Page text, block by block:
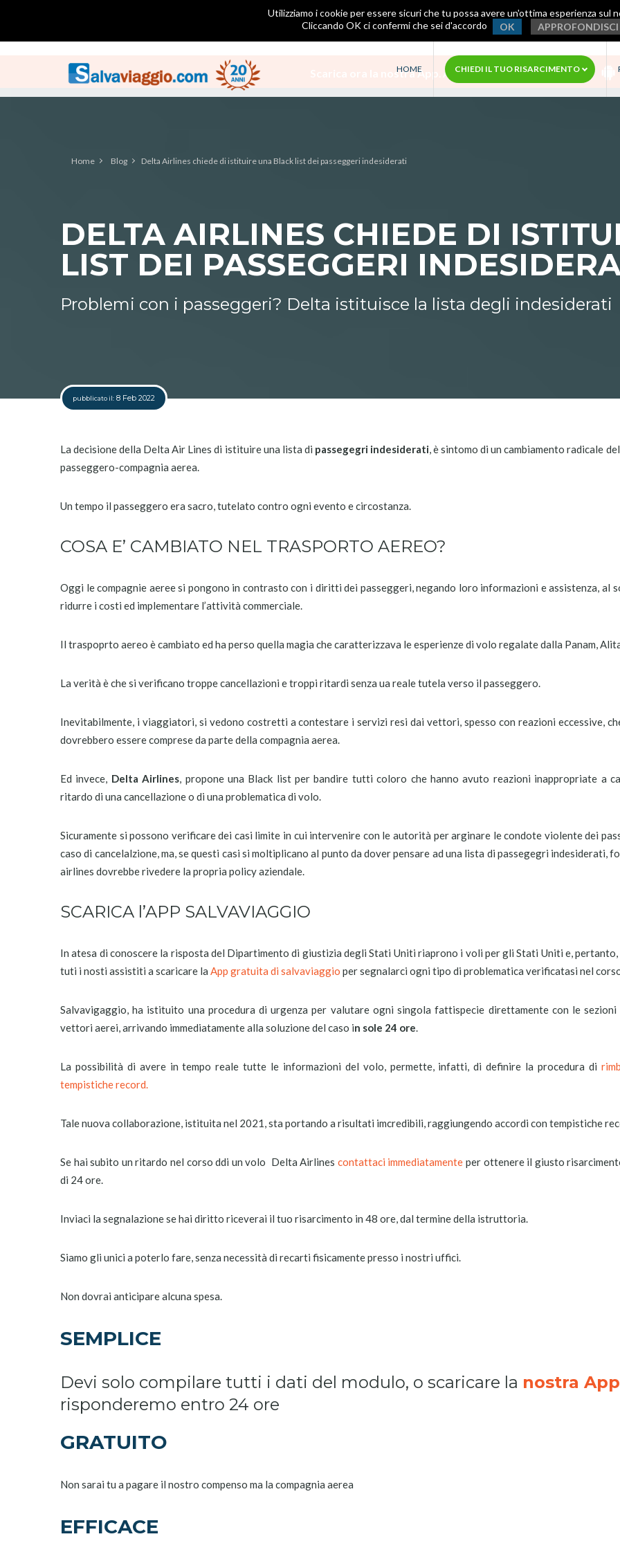
Utilizziamo i cookie per essere sicuri che tu possa avere un'ottima esperienza sul
Cliccando OK ci confermi che sei d'accordo
OK APPROFONDISCI
HOME CHIEDI IL TUO RISARCIMENTO
Scarica ora la nostra App Avrai assistenza immediata!
Home Blog Delta Airlines chiede di istituire una Black list dei passeggeri indesiderati
DELTA AIRLINES CHIEDE DI
LIST DEI PASSEGGERI
Problemi con i passeggeri? Delta istituisce la lista degli indesiderati
pubblicato il: 8 Feb 2022
La decisione della Delta Air Lines di istituire una lista di passegegri indesiderati, è sintomo di un cambiamento radicale
passeggero-compagnia aerea.
Un tempo il passeggero era sacro, tutelato contro ogni evento e circostanza.
COSA E’ CAMBIATO NEL TRASPORTO AEREO?
Oggi le compagnie aeree si pongono in contrasto con i diritti dei passeggeri, negando loro informazioni e assistenza, al
ridurre i costi ed implementare l’attività commerciale.
Il traspoprto aereo è cambiato ed ha perso quella magia che caratterizzava le esperienze di volo regalate dalla Panam,
La verità è che si verificano troppe cancellazioni e troppi ritardi senza ua reale tutela verso il passeggero.
Inevitabilmente, i viaggiatori, si vedono costretti a contestare i servizi resi dai vettori, spesso con reazioni eccessive,
dovrebbero essere comprese da parte della compagnia aerea.
Ed invece, Delta Airlines, propone una Black list per bandire tutti coloro che hanno avuto reazioni inappropriate a
ritardo di una cancellazione o di una problematica di volo.
Sicuramente si possono verificare dei casi limite in cui intervenire con le autorità per arginare le condote violente dei
caso di cancelalzione, ma, se questi casi si moltiplicano al punto da dover pensare ad una lista di passegegri indesiderati,
airlines dovrebbe rivedere la propria policy aziendale.
SCARICA l’APP SALVAVIAGGIO
In atesa di conoscere la risposta del Dipartimento di giustizia degli Stati Uniti riaprono i voli per gli Stati Uniti e,
tuti i nosti assistiti a scaricare la App gratuita di salvaviaggio per segnalarci ogni tipo di problematica verificatasi nel
Salvavigaggio, ha istituito una procedura di urgenza per valutare ogni singola fattispecie direttamente con le
vettori aerei, arrivando immediatamente alla soluzione del caso in sole 24 ore.
La possibilità di avere in tempo reale tutte le informazioni del volo, permette, infatti, di definire la procedura di
tempistiche record.
Tale nuova collaborazione, istituita nel 2021, sta portando a risultati imcredibili, raggiungendo accordi con tempistiche
Se hai subito un ritardo nel corso ddi un volo Delta Airlines contattaci immediatamenteper ottenere il giusto
di 24 ore.
Inviaci la segnalazione se hai diritto riceverai il tuo risarcimento in 48 ore, dal termine della istruttoria.
Siamo gli unici a poterlo fare, senza necessità di recarti fisicamente presso i nostri uffici.
Non dovrai anticipare alcuna spesa.
SEMPLICE
Devi solo compilare tutti i dati del modulo, o scaricare la nostra App
risponderemo entro 24 ore
GRATUITO
Non sarai tu a pagare il nostro compenso ma la compagnia aerea
EFFICACE